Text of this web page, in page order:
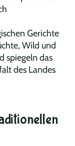
Gerichte
Wild und
spiegeln das
des Landes